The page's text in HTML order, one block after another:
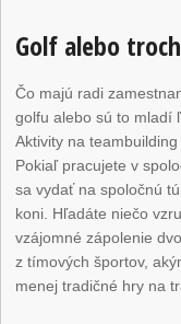
Golf alebo
Čo majú radi
golfu alebo sú to mladí
Aktivity na
Pokiaľ pracujete v
sa vydať na spoločnú
koni. Hľadáte niečo
vzájomné zápolenie
z tímových športov,
menej tradičné hry na